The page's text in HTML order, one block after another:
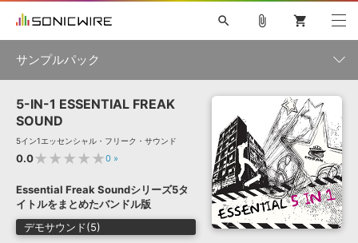
ソフト音源 »
プラグイン・エフェクト »
サンプルパック »
特集 »
製品サポート情報 »
search
初音ミク NT 鏡音リン・レン V4X
MEIKO V3
KAITO V3
TOONTRACK
SPITFIRE AUDIO
VIENNA
EZ DRUMMER 3
ライセンスフリーBGM
ボーカル抜き出し
DUBSTEP
ELECTRONICA
EDM TRANCE MUTANT
ROUTER.FM
attach_file shopping_cart
サンプルパック
製品一覧
メーカー
5-IN-1 ESSENTIAL FREAK
SOUND
5イン1エッセンシャル・フリーク・サウンド
0.0★★★★★0 »
Essential Freak Soundシリーズ5タ
イトルをまとめたバンドル版
デモサウンド(5)